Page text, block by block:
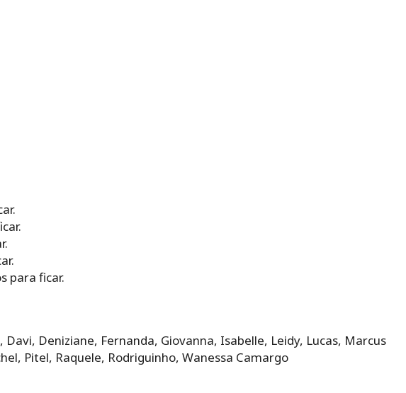
para ficar.
Deniziane, Fernanda, Giovanna, Isabelle, Leidy, Lucas, Marcus
Pitel, Raquele, Rodriguinho, Wanessa Camargo